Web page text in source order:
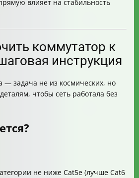
влияет на стабильность
коммутатор к
инструкция
— задача не из космических, но
чтобы сеть работала без
не ниже Cat5e (лучше Cat6